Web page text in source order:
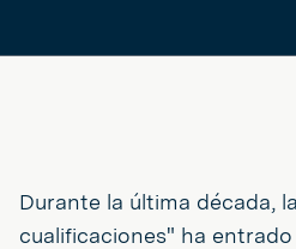
Durante la última década,
cualificaciones" ha